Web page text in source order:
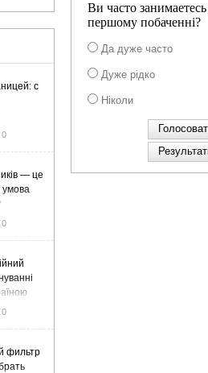
с
0
— це
умова
0
0
фильтр
Ви часто
першому побаченні?
Да дуже часто
Дуже рідко
Ніколи